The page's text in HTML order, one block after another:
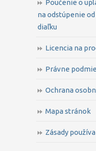
Poučenie o
na odstúpenie
diaľku
Licencia na
Právne
Ochrana
Mapa stránok
Zásady